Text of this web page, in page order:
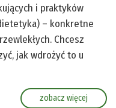
i praktyków
– konkretne
Chcesz
jak wdrożyć to u
zobacz więcej